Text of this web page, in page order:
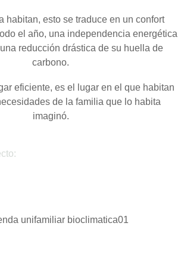
habitan, esto se traduce en un confort
el año, una independencia energética
reducción drástica de su huella de
carbono.
eficiente, es el lugar en el que habitan
de la familia que lo habita
imaginó.